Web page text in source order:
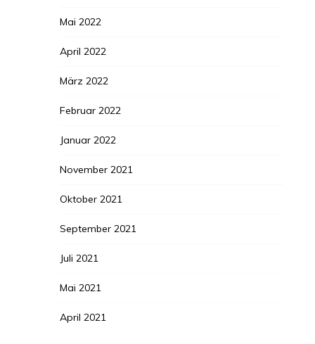
Mai 2022
April 2022
März 2022
Februar 2022
Januar 2022
November 2021
Oktober 2021
September 2021
Juli 2021
Mai 2021
April 2021